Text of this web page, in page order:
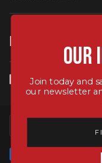
IN KONTAKT
SPRACHE
Our
Join today and
our newsletter